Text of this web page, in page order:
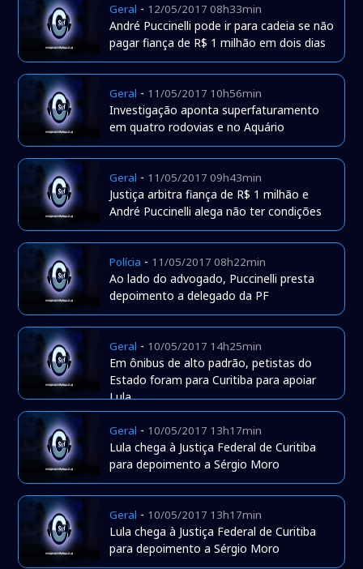
Geral - 12/05/2017 08h33min
André Puccinelli pode ir para cadeia se não
pagar fiança de R$ 1 milhão em dois dias
Geral - 11/05/2017 10h56min
Investigação aponta superfaturamento
em quatro rodovias e no Aquário
Geral - 11/05/2017 09h43min
Justiça arbitra fiança de R$ 1 milhão e
André Puccinelli alega não ter condições
Polícia - 11/05/2017 08h22min
Ao lado do advogado, Puccinelli presta
depoimento a delegado da PF
Geral - 10/05/2017 14h25min
Em ônibus de alto padrão, petistas do
Estado foram para Curitiba para apoiar
Lula
Geral - 10/05/2017 13h17min
Lula chega à Justiça Federal de Curitiba
para depoimento a Sérgio Moro
Geral - 10/05/2017 13h17min
Lula chega à Justiça Federal de Curitiba
para depoimento a Sérgio Moro